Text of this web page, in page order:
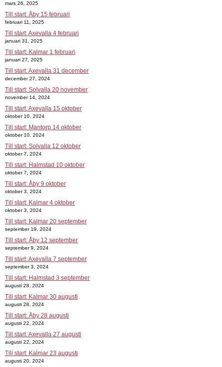
mars 26, 2025
Till start: Åby 15 februari
februari 11, 2025
Till start: Axevalla 4 februari
januari 31, 2025
Till start: Kalmar 1 februari
januari 27, 2025
Till start: Axevalla 31 december
december 27, 2024
Till start: Solvalla 20 november
november 14, 2024
Till start: Axevalla 15 oktober
oktober 10, 2024
Till start: Mantorp 14 oktober
oktober 10, 2024
Till start: Solvalla 12 oktober
oktober 7, 2024
Till start: Halmstad 10 oktober
oktober 7, 2024
Till start: Åby 9 oktober
oktober 3, 2024
Till start: Kalmar 4 oktober
oktober 3, 2024
Till start: Kalmar 20 september
september 19, 2024
Till start: Åby 12 september
september 9, 2024
Till start: Axevalla 7 september
september 3, 2024
Till start: Halmstad 3 september
augusti 28, 2024
Till start: Kalmar 30 augusti
augusti 28, 2024
Till start: Åby 28 augusti
augusti 22, 2024
Till start: Axevalla 27 augusti
augusti 22, 2024
Till start: Kalmar 23 augusti
augusti 20, 2024